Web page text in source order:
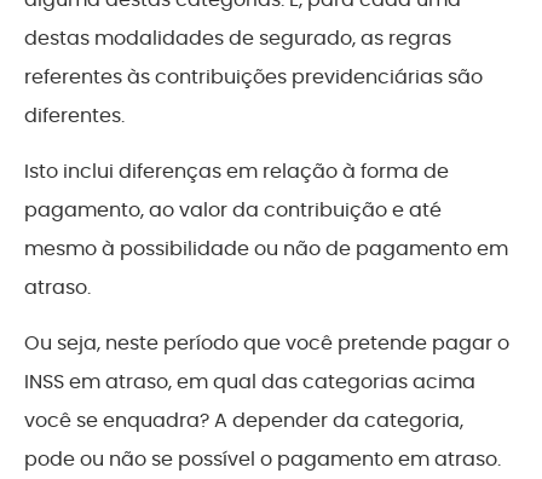
destas modalidades de segurado, as regras
referentes às contribuições previdenciárias são
diferentes.
Isto inclui diferenças em relação à forma de
pagamento, ao valor da contribuição e até
mesmo à possibilidade ou não de pagamento em
atraso.
Ou seja, neste período que você pretende pagar o
INSS em atraso, em qual das categorias acima
você se enquadra? A depender da categoria,
pode ou não se possível o pagamento em atraso.